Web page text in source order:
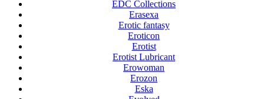
EDC Collections
Erasexa
Erotic fantasy
Eroticon
Erotist
Erotist Lubricant
Erowoman
Erozon
Eska